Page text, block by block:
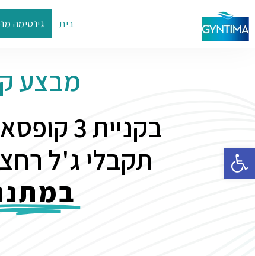
פתח סרגל נגישות
בית גינטימה
מבצע
בקניית
תקבלי ג'ל